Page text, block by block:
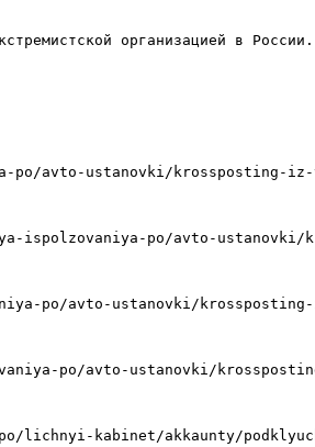
организацией в России.
po/avto-ustanovki/krossposting-
ispolzovaniya-po/avto-
po/avto-ustanovki/
po/avto-ustanovki/
lichnyi-kabinet/akkaunty/